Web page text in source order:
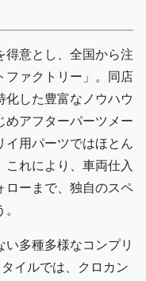
得意とし、全国から注
ァクトリー」。同店
化した豊富なノウハウ
めアフターパーツメー
イ用パーツではほとん
これにより、車両仕入
ローまで、独自のスペ
多種多様なコンプリ
イルでは、クロカン